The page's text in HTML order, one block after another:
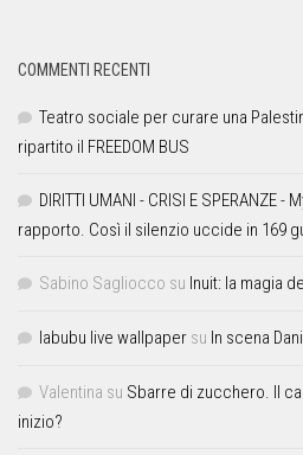
COMMENTI RECENTI
Teatro sociale per curare una
ripartito il FREEDOM BUS
DIRITTI UMANI - CRISI E SPERANZE -
rapporto. Così il silenzio uccide in 169
Sabino Sagliocco su Inuit: la magia
labubu live wallpaper su In scena
Valentina su Sbarre di zucchero. Il
inizio?